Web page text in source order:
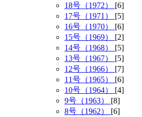
18号（1972） [6]
17号（1971） [5]
16号（1970） [6]
15号（1969） [2]
14号（1968） [5]
13号（1967） [5]
12号（1966） [7]
11号（1965） [6]
10号（1964） [4]
9号（1963） [8]
8号（1962） [6]